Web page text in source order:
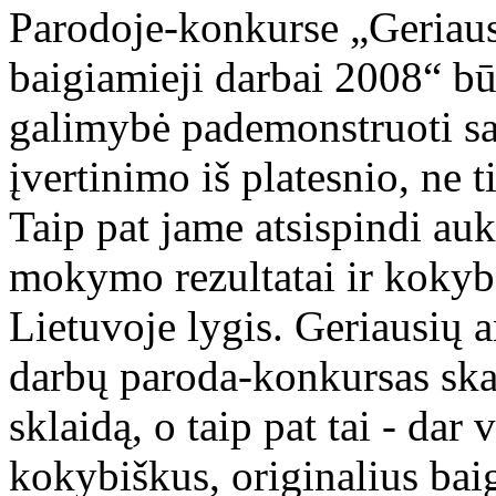
Parodoje-konkurse
baigiamieji darbai 2008“
galimybė pademonstruoti
įvertinimo iš platesnio, ne
Taip pat jame atsispindi
mokymo rezultatai ir
Lietuvoje lygis. Geriausių
darbų paroda-konkursas
sklaidą, o taip pat tai - dar
kokybiškus, originalius